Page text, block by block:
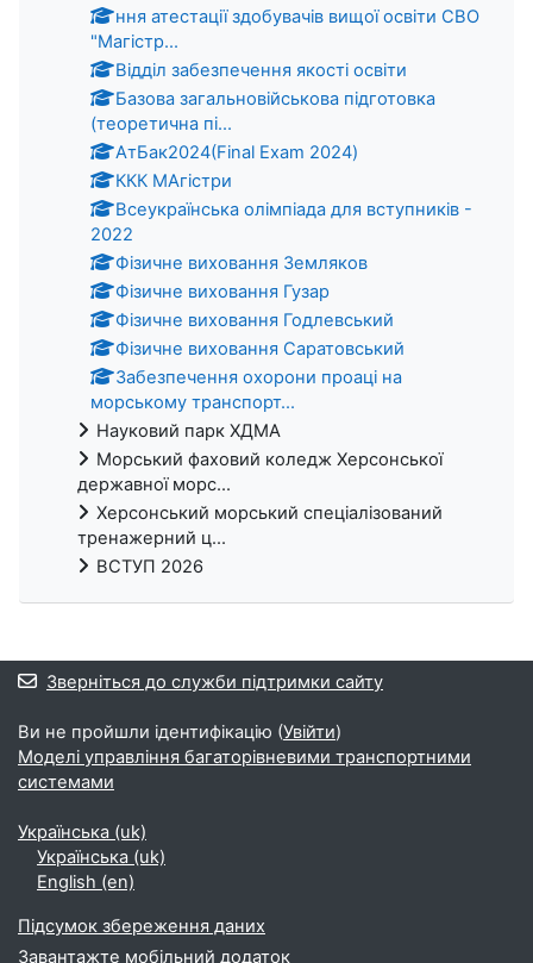
ння атестації здобувачів вищої освіти СВО
"Магістр...
Відділ забезпечення якості освіти
Базова загальновійськова підготовка
(теоретична пі...
АтБак2024(Final Exam 2024)
ККК МАгістри
Всеукраїнська олімпіада для вступників -
2022
Фізичне виховання Земляков
Фізичне виховання Гузар
Фізичне виховання Годлевський
Фізичне виховання Саратовський
Забезпечення охорони проаці на
морському транспорт...
Науковий парк ХДМА
Морський фаховий коледж Херсонської
державної морс...
Херсонський морський спеціалізований
тренажерний ц...
ВСТУП 2026
Зверніться до служби підтримки сайту
Ви не пройшли ідентифікацію (Увійти)
Моделі управління багаторівневими транспортними
системами
Українська ‎(uk)‎
Українська ‎(uk)‎
English ‎(en)‎
Підсумок збереження даних
Завантажте мобільний додаток